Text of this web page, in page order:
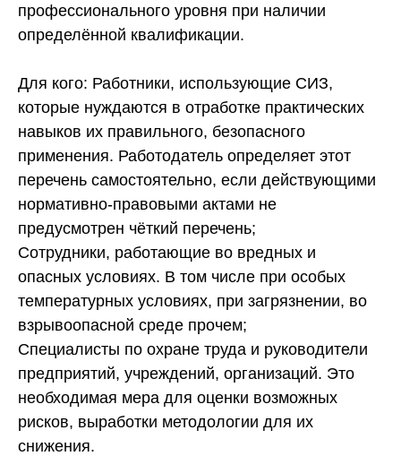
профессионального уровня при наличии
определённой квалификации.
Для кого: Работники, использующие СИЗ,
которые нуждаются в отработке практических
навыков их правильного, безопасного
применения. Работодатель определяет этот
перечень самостоятельно, если действующими
нормативно-правовыми актами не
предусмотрен чёткий перечень;
Сотрудники, работающие во вредных и
опасных условиях. В том числе при особых
температурных условиях, при загрязнении, во
взрывоопасной среде прочем;
Специалисты по охране труда и руководители
предприятий, учреждений, организаций. Это
необходимая мера для оценки возможных
рисков, выработки методологии для их
снижения.